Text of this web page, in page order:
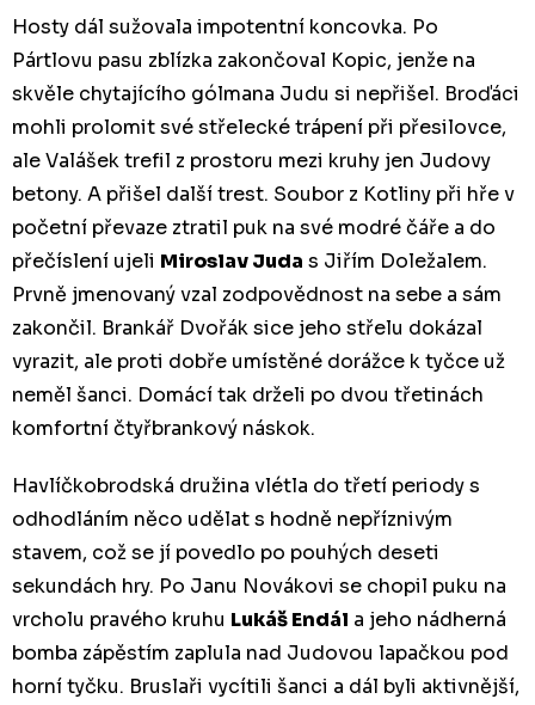
Hosty dál sužovala impotentní koncovka. Po
Pártlovu pasu zblízka zakončoval Kopic, jenže na
skvěle chytajícího gólmana Judu si nepřišel. Broďáci
mohli prolomit své střelecké trápení při přesilovce,
ale Valášek trefil z prostoru mezi kruhy jen Judovy
betony. A přišel další trest. Soubor z Kotliny při hře v
početní převaze ztratil puk na své modré čáře a do
přečíslení ujeli Miroslav Juda s Jiřím Doležalem.
Prvně jmenovaný vzal zodpovědnost na sebe a sám
zakončil. Brankář Dvořák sice jeho střelu dokázal
vyrazit, ale proti dobře umístěné dorážce k tyčce už
neměl šanci. Domácí tak drželi po dvou třetinách
komfortní čtyřbrankový náskok.
Havlíčkobrodská družina vlétla do třetí periody s
odhodláním něco udělat s hodně nepříznivým
stavem, což se jí povedlo po pouhých deseti
sekundách hry. Po Janu Novákovi se chopil puku na
vrcholu pravého kruhu Lukáš Endál a jeho nádherná
bomba zápěstím zaplula nad Judovou lapačkou pod
horní tyčku. Bruslaři vycítili šanci a dál byli aktivnější,